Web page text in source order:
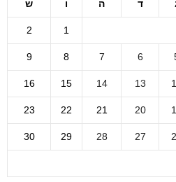
ד ה ו ש
1
2
6
7
8
9
13
14
15
16
20
21
22
23
27
28
29
30